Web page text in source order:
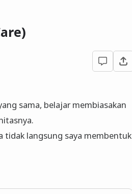
sama, belajar membiasakan
tidak langsung saya membentuk